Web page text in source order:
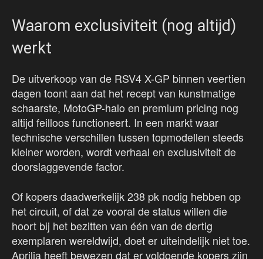
Waarom exclusiviteit (nog altijd)
werkt
De uitverkoop van de RSV4 X-GP binnen veertien
dagen toont aan dat het recept van kunstmatige
schaarste, MotoGP-halo en premium pricing nog
altijd feilloos functioneert. In een markt waar
technische verschillen tussen topmodellen steeds
kleiner worden, wordt verhaal en exclusiviteit de
doorslaggevende factor.
Of kopers daadwerkelijk 238 pk nodig hebben op
het circuit, of dat ze vooral de status willen die
hoort bij het bezitten van één van de dertig
exemplaren wereldwijd, doet er uiteindelijk niet toe.
Aprilia heeft bewezen dat er voldoende kopers zijn